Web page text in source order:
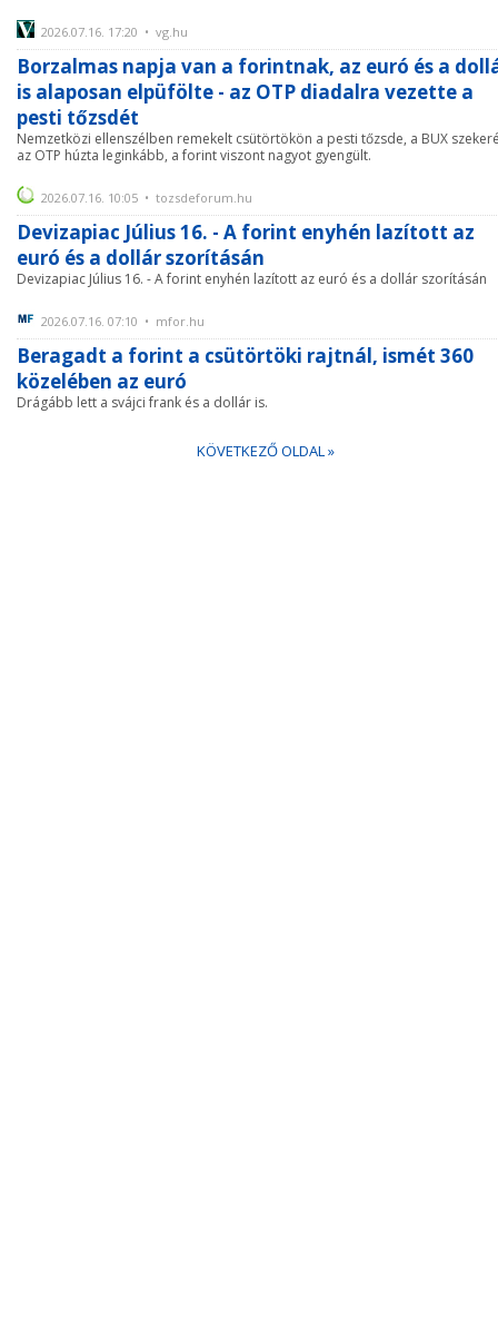
2026.07.16. 17:20 • vg.hu
Borzalmas napja van a forintnak, az euró és a
is alaposan elpüfölte - az OTP diadalra vezette a
pesti tőzsdét
Nemzetközi ellenszélben remekelt csütörtökön a pesti tőzsde, a BUX
az OTP húzta leginkább, a forint viszont nagyot gyengült.
2026.07.16. 10:05 • tozsdeforum.hu
Devizapiac Július 16. - A forint enyhén lazított az
euró és a dollár szorításán
Devizapiac Július 16. - A forint enyhén lazított az euró és a dollár szorításán
2026.07.16. 07:10 • mfor.hu
Beragadt a forint a csütörtöki rajtnál, ismét 360
közelében az euró
Drágább lett a svájci frank és a dollár is.
KÖVETKEZŐ OLDAL »